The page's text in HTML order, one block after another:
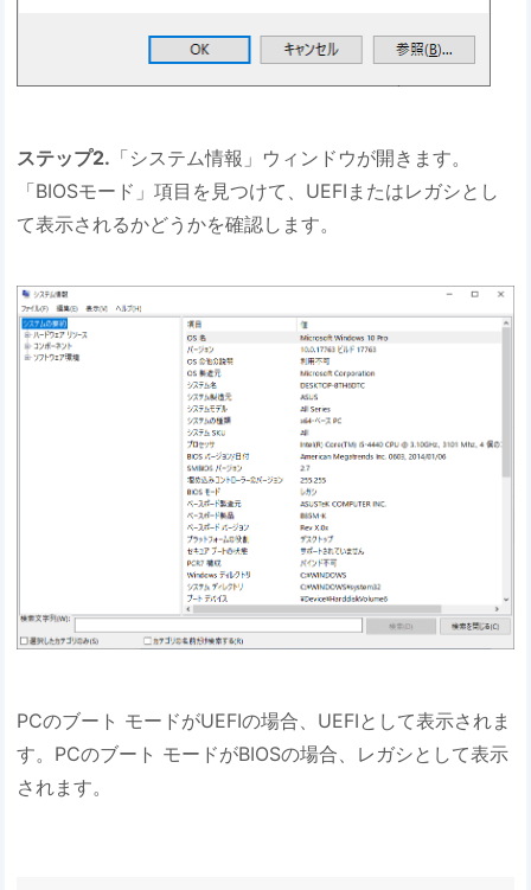
ステップ2. 「システム情報」ウィンドウが開きます。
「BIOSモード」項目を見つけて、UEFIまたはレガシとし
て表示されるかどうかを確認します。
PCのブート モードがUEFIの場合、UEFIとして表示されま
す。PCのブート モードがBIOSの場合、レガシとして表示
されます。